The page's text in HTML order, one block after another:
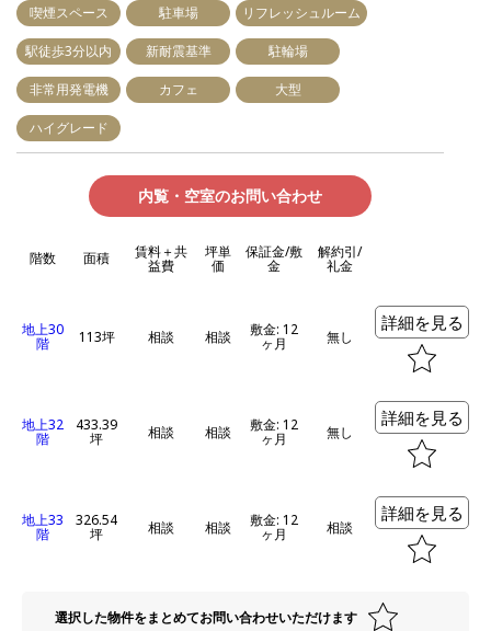
喫煙スペース 駐車場 リフレッシュルーム
駅徒歩3分以内 新耐震基準 駐輪場
非常用発電機 カフェ 大型
ハイグレード
内覧・空室のお問い合わせ
階数 面積 賃料＋共
益費
坪単
価
保証金/敷
金
解約引/
礼金
地上30
階 113坪 相談 相談 敷金: 12
ヶ月 無し
詳細を見る
地上32
階
433.39
坪 相談 相談 敷金: 12
ヶ月 無し
詳細を見る
地上33
階
326.54
坪 相談 相談 敷金: 12
ヶ月 相談
詳細を見る
選択した物件をまとめてお問い合わせいただけます